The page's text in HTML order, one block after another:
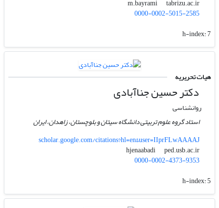
m.bayrami
tabrizu.ac.ir
0000-0002-5015-2585
h-index:7
هیات تحریریه
دکتر حسین جناآبادی
روانشناسی
استاد گروه علوم تربیتی دانشگاه سیتان و بلوچستان، زاهدان، ایران
scholar.google.com/citations?hl=en&user=IIprFLwAAAAJ
hjenaabadi
ped.usb.ac.ir
0000-0002-4373-9353
h-index:5